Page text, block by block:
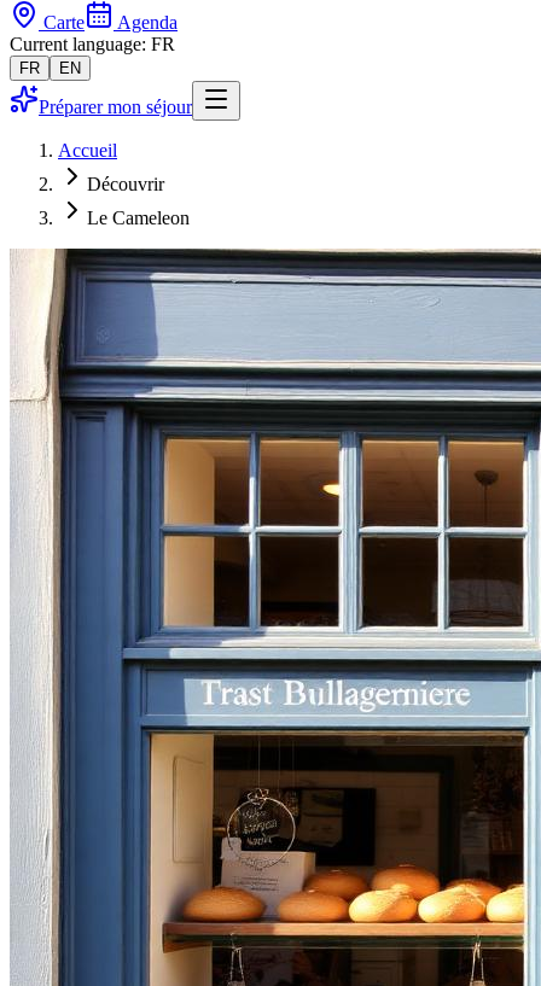
Carte
Agenda
Current language: FR
FR EN
Préparer mon séjour
Accueil
Découvrir
Le Cameleon